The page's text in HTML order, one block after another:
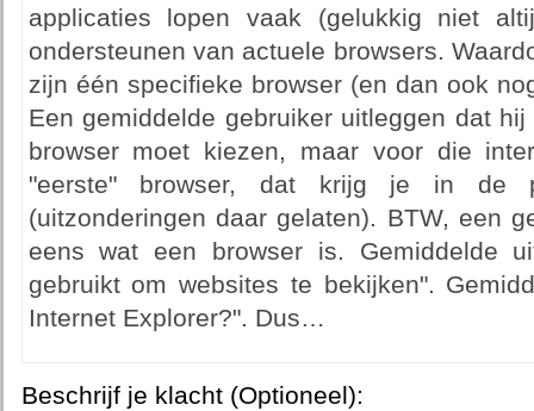
applicaties lopen vaak (gelukkig niet
ondersteunen van actuele browsers.
zijn één specifieke browser (en dan ook
Een gemiddelde gebruiker uitleggen dat
browser moet kiezen, maar voor die
"eerste" browser, dat krijg je in de
(uitzonderingen daar gelaten). BTW, een
eens wat een browser is. Gemiddelde
gebruikt om websites te bekijken".
Internet Explorer?". Dus…
Beschrijf je klacht (Optioneel):